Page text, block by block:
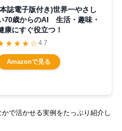
誌電子版付き)世界一やさし
70歳からのAI 生活・趣味・
康にすぐ役立つ！
4.7
Amazonで見る
で活かせる実例をたっぷり紹介し